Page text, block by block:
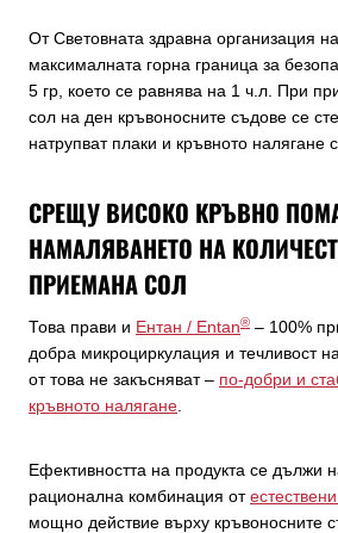
От Световната здравна организация
максималната горна граница за
5 гр, което се равнява на 1 ч.л. При
сол на ден кръвоносните съдове се
натрупват плаки и кръвното налягане
СРЕЩУ ВИСОКО КРЪВНО
НАМАЛЯВАНЕТО НА
ПРИЕМАНА СОЛ
Това прави и Ентан / Entan® – 100%
добра микроциркулация и течливост
от това не закъсняват – по-добри и
кръвното налягане
Ефективността на продукта се дължи
рационална комбинация от
мощно действие върху кръвоносните